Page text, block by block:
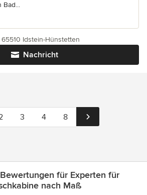
Bad...
Nachricht
Idstein-Hünstetten
3 4 8
für Experten für
nach Maß